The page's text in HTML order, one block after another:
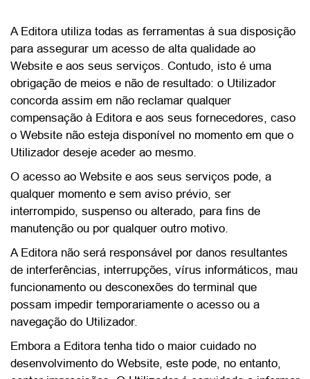
A Editora utiliza todas as ferramentas à sua disposição
para assegurar um acesso de alta qualidade ao
Website e aos seus serviços. Contudo, isto é uma
obrigação de meios e não de resultado: o Utilizador
concorda assim em não reclamar qualquer
compensação à Editora e aos seus fornecedores, caso
o Website não esteja disponível no momento em que o
Utilizador deseje aceder ao mesmo.
O acesso ao Website e aos seus serviços pode, a
qualquer momento e sem aviso prévio, ser
interrompido, suspenso ou alterado, para fins de
manutenção ou por qualquer outro motivo.
A Editora não será responsável por danos resultantes
de interferências, interrupções, vírus informáticos, mau
funcionamento ou desconexões do terminal que
possam impedir temporariamente o acesso ou a
navegação do Utilizador.
Embora a Editora tenha tido o maior cuidado no
desenvolvimento do Website, este pode, no entanto,